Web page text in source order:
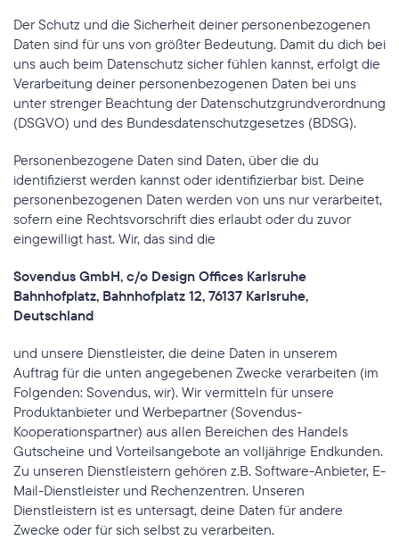
Der Schutz und die Sicherheit deiner personenbezogenen
Daten sind für uns von größter Bedeutung. Damit du dich bei
uns auch beim Datenschutz sicher fühlen kannst, erfolgt die
Verarbeitung deiner personenbezogenen Daten bei uns
unter strenger Beachtung der Datenschutzgrundverordnung
(DSGVO) und des Bundesdatenschutzgesetzes (BDSG).
Personenbezogene Daten sind Daten, über die du
identifizierst werden kannst oder identifizierbar bist. Deine
personenbezogenen Daten werden von uns nur verarbeitet,
sofern eine Rechtsvorschrift dies erlaubt oder du zuvor
eingewilligt hast. Wir, das sind die
Sovendus GmbH, c/o Design Offices Karlsruhe
Bahnhofplatz, Bahnhofplatz 12, 76137 Karlsruhe,
Deutschland
und unsere Dienstleister, die deine Daten in unserem
Auftrag für die unten angegebenen Zwecke verarbeiten (im
Folgenden: Sovendus, wir). Wir vermitteln für unsere
Produktanbieter und Werbepartner (Sovendus-
Kooperationspartner) aus allen Bereichen des Handels
Gutscheine und Vorteilsangebote an volljährige Endkunden.
Zu unseren Dienstleistern gehören z.B. Software-Anbieter, E-
Mail-Dienstleister und Rechenzentren. Unseren
Dienstleistern ist es untersagt, deine Daten für andere
Zwecke oder für sich selbst zu verarbeiten.